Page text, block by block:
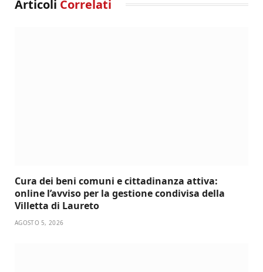
Articoli Correlati
Cura dei beni comuni e cittadinanza attiva:
online l’avviso per la gestione condivisa della
Villetta di Laureto
AGOSTO 5, 2026